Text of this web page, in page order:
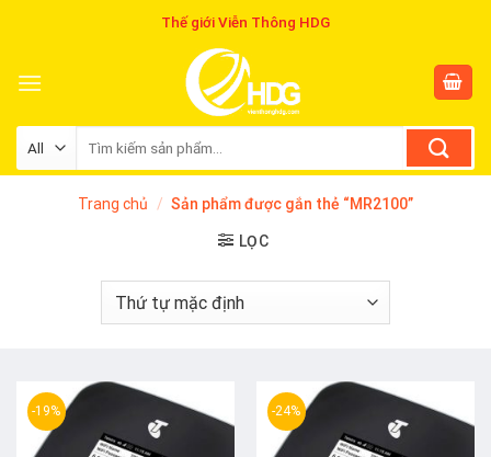
Thế giới Viễn Thông HDG
Trang chủ / Sản phẩm được gắn thẻ “MR2100”
LỌC
-19% -24%